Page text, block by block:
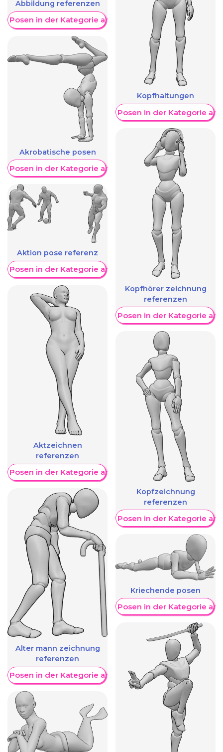
Abbildung referenzen
Posen in der Kategorie anzeigen
Akrobatische posen
Posen in der Kategorie anzeigen
Aktion pose referenz
Posen in der Kategorie anzeigen
Aktzeichnen
referenzen
Posen in der Kategorie anzeigen
Alter mann zeichnung
referenzen
Posen in der Kategorie anzeigen
Kopfhaltungen
Weitere Posen in der Kategorie
Kopfhörer zeichnung
referenzen
Weitere Posen in der Kategorie
Kopfzeichnung
referenzen
Weitere Posen in der Kategorie
Kriechende posen
Weitere Posen in der Kategorie